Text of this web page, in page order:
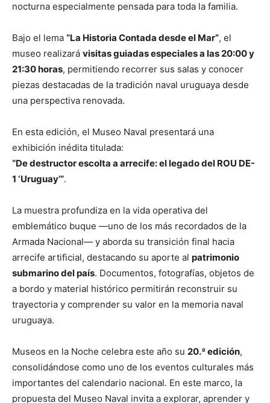
nocturna especialmente pensada para toda la familia.
Bajo el lema “La Historia Contada desde el Mar”, el
museo realizará visitas guiadas especiales a las 20:00 y
21:30 horas, permitiendo recorrer sus salas y conocer
piezas destacadas de la tradición naval uruguaya desde
una perspectiva renovada.
En esta edición, el Museo Naval presentará una
exhibición inédita titulada:
“De destructor escolta a arrecife: el legado del ROU DE-
1 ‘Uruguay’”.
La muestra profundiza en la vida operativa del
emblemático buque —uno de los más recordados de la
Armada Nacional— y aborda su transición final hacia
arrecife artificial, destacando su aporte al patrimonio
submarino del país. Documentos, fotografías, objetos de
a bordo y material histórico permitirán reconstruir su
trayectoria y comprender su valor en la memoria naval
uruguaya.
Museos en la Noche celebra este año su 20.ª edición,
consolidándose como uno de los eventos culturales más
importantes del calendario nacional. En este marco, la
propuesta del Museo Naval invita a explorar, aprender y